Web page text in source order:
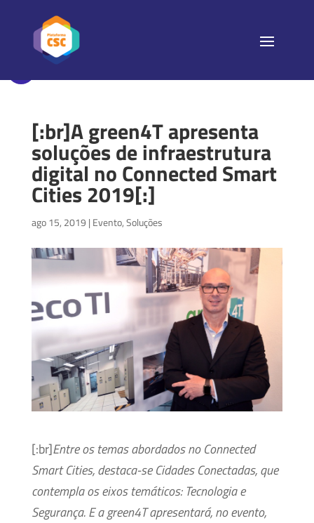
[:br]A green4T apresenta
soluções de infraestrutura
digital no Connected Smart
Cities 2019[:]
ago 15, 2019 | Evento,Soluções
[:br]Entre os temas abordados no Connected
Smart Cities, destaca-se Cidades Conectadas, que
contempla os eixos temáticos: Tecnologia e
Segurança. E a green4T apresentará, no evento,